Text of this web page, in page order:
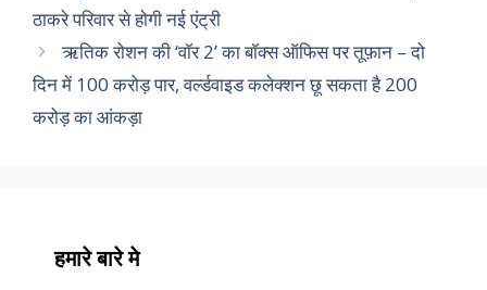
ठाकरे परिवार से होगी नई एंट्री
ऋतिक रोशन की ‘वॉर 2’ का बॉक्स ऑफिस पर तूफ़ान – दो
दिन में 100 करोड़ पार, वर्ल्डवाइड कलेक्शन छू सकता है 200
करोड़ का आंकड़ा
हमारे बारे मे